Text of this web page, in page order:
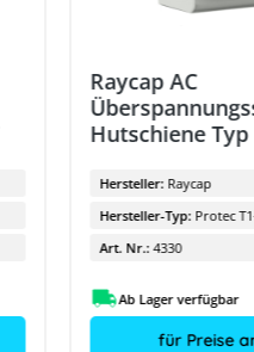
Raycap AC
Hutschiene Typ
Hersteller: Raycap
Hersteller-Typ: Protec
Art. Nr.:4330
Ab Lager verfügbar
für Preise